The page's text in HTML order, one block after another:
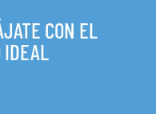
CON EL
IDEAL